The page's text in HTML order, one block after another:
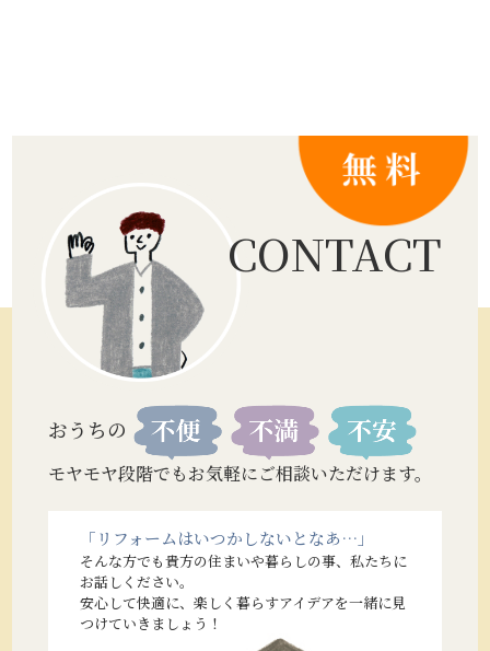
CONTACT
おうちの
モヤモヤ段階でもお気軽にご相談いただけます。
「リフォームはいつかしないとなあ…」
そんな方でも貴方の住まいや暮らしの事、私たちに
お話しください。
安心して快適に、楽しく暮らすアイデアを一緒に見
つけていきましょう！